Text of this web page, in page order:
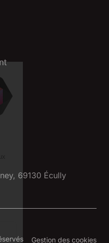
69130 Écully
Gestion des cookies